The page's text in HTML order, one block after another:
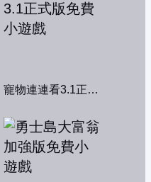
寵物連連看3.1正式版